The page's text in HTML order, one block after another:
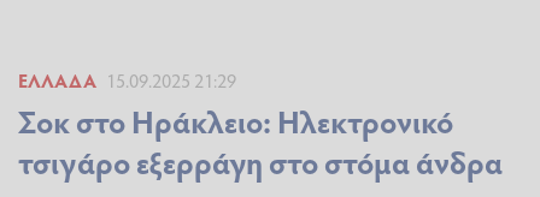
ΕΛΛΆΔΑ 15.09.2025 21:29
Σοκ στο Ηράκλειο: Ηλεκτρονικό
τσιγάρο εξερράγη στο στόμα άνδρα